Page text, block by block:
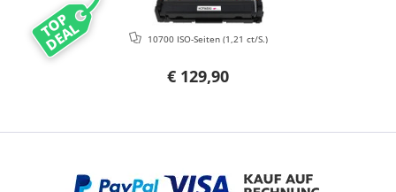
TOP
DEAL
€ 129,90
10700 ISO-Seiten (1,21 ct/S.)